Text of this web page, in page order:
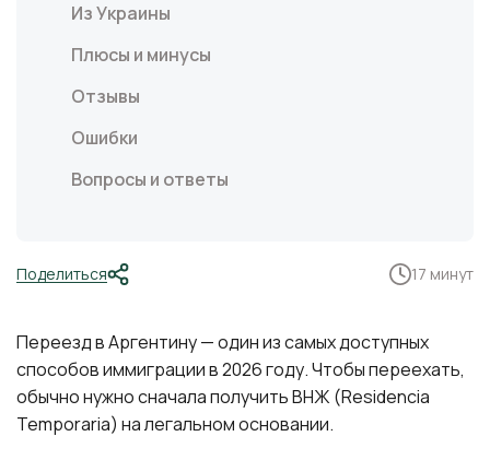
Переезд в Аргентину — один из самых доступных
способов иммиграции в 2026 году. Чтобы переехать,
обычно нужно сначала получить ВНЖ (Residencia
Temporaria) на легальном основании.
Из Украины
Плюсы и минусы
Отзывы
Ошибки
Вопросы и ответы
Поделиться 17 минут